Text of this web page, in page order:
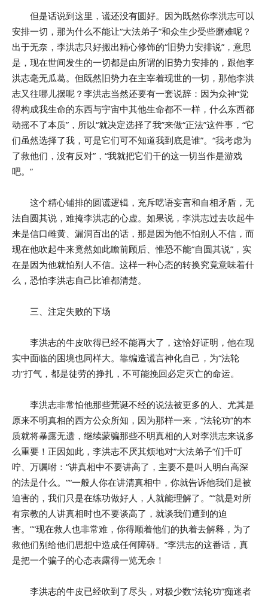
但是话说到这里，谎还没有圆好。因为既然你李洪志可以
安排一切，那为什么不能让“大法弟子”和众生少受些磨难呢？
出于无奈，李洪志只好搬出精心修饰的“旧势力安排说”，意思
是，现在世间发生的一切都是由所谓的旧势力安排的，跟他李
洪志毫无瓜葛。但既然旧势力在主宰着现世的一切，那他李洪
志又往哪儿摆呢？李洪志当然还要有一套说辞：因为众神“觉
得构成我生命的东西与宇宙中其他生命都不一样，什么东西都
动摇不了本质”，所以“就决定选择了我”来做“正法”这件事，“它
们虽然选择了我，可是它们可不知道我到底是谁”。“我考虑为
了救他们，没有反对”，“我就把它们干的这一切当作是游戏
吧。”
这个精心铺排的圆谎逻辑，充斥呓语妄言和自相矛盾，无
法自圆其说，难掩李洪志的心虚。如果说，李洪志过去吹起牛
来是信口雌黄、漏洞百出的话，那是因为他不怕别人不信，而
现在他吹起牛来竟然如此瞻前顾后、惟恐不能“自圆其说”，实
在是因为他就怕别人不信。这样一种心态的转换究竟意味着什
么，恐怕李洪志自己比谁都清楚。
三、注定失败的下场
李洪志的牛皮吹得已经不能再大了，这恰好证明，他在现
实中面临的困境也同样大。靠编造谎言神化自己，为“法轮
功”打气，都是徒劳的挣扎，不可能挽回必定灭亡的命运。
李洪志非常怕他那些荒诞不经的说法被更多的人、尤其是
原来不明真相的西方公众所知，因为那样一来，“法轮功”的本
质就将暴露无遗，继续蒙骗那些不明真相的人对李洪志来说多
么重要！正因如此，李洪志不厌其烦地对“大法弟子”们千叮
咛、万嘱咐：“讲真相中不要讲高了，主要不是叫人明白高深
的法是什么。”“一般人你在讲清真相中，你就告诉他我们是被
迫害的，我们只是在练功做好人，人就能理解了。”“就是对所
有宗教的人讲真相时也不要谈高了，就谈我们遭到的迫
害。”“现在救人也非常难，你得顺着他们的执着去解释，为了
救他们别给他们思想中造成任何障碍。”李洪志的这番话，真
是把一个骗子的心态表露得一览无余！
李洪志的牛皮已经吹到了尽头，对极少数“法轮功”痴迷者